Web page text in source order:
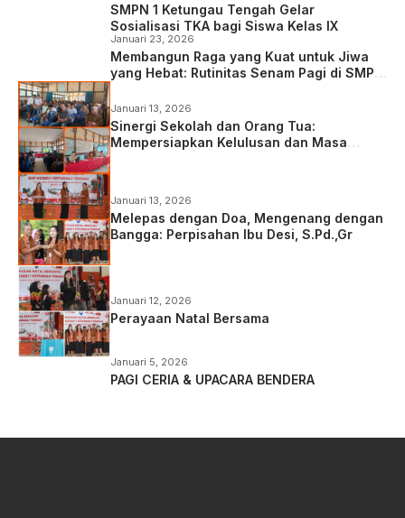
SMPN 1 Ketungau Tengah Gelar
Sosialisasi TKA bagi Siswa Kelas IX
Januari 23, 2026
Membangun Raga yang Kuat untuk Jiwa
yang Hebat: Rutinitas Senam Pagi di SMP
Januari 13, 2026
Sinergi Sekolah dan Orang Tua:
Mempersiapkan Kelulusan dan Masa
Januari 13, 2026
Melepas dengan Doa, Mengenang dengan
Bangga: Perpisahan Ibu Desi, S.Pd.,Gr
Januari 12, 2026
Perayaan Natal Bersama
Januari 5, 2026
PAGI CERIA & UPACARA BENDERA